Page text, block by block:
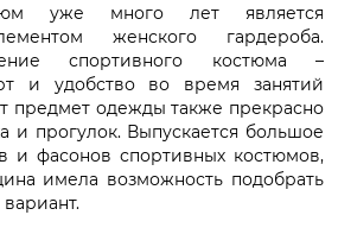
уже много лет является
женского гардероба.
спортивного костюма –
и удобство во время занятий
предмет одежды также прекрасно
и прогулок. Выпускается большое
и фасонов спортивных костюмов,
имела возможность подобрать